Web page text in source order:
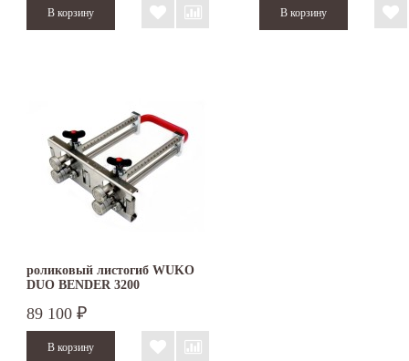
роликовый листогиб WUKO
DUO BENDER 3200
89 100 ₽